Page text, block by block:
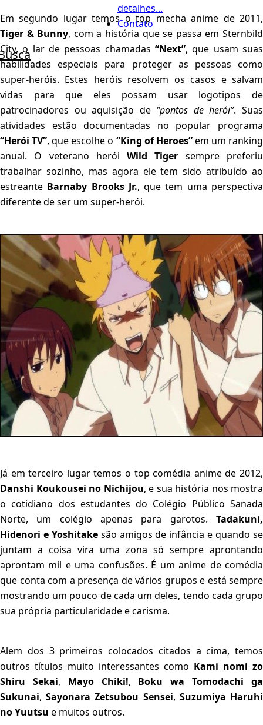
detalhes...
Contato
Em segundo lugar temos o top mecha anime de 2011,
Tiger & Bunny, com a história que se passa em Sternbild
City, o lar de pessoas chamadas “Next”, que usam suas
habilidades especiais para proteger as pessoas como
super-heróis. Estes heróis resolvem os casos e salvam
vidas para que eles possam usar logotipos de
patrocinadores ou aquisição de“pontos de herói”. Suas
atividades estão documentadas no popular programa
“Herói TV”, que escolhe o “King of Heroes”em um ranking
anual. O veterano heróiWild Tiger sempre preferiu
trabalhar sozinho, mas agora ele tem sido atribuído ao
estreante Barnaby Brooks Jr., que tem uma perspectiva
diferente de ser um super-herói.
Já em terceiro lugar temos o top comédia anime de 2012,
Danshi Koukousei no Nichijou, e sua história nos mostra
o cotidiano dos estudantes do Colégio Público Sanada
Norte, um colégio apenas para garotos. Tadakuni,
Hidenori e Yoshitake são amigos de infância e quando se
juntam a coisa vira uma zona só sempre aprontando
aprontam mil e uma confusões. É um anime de comédia
que conta com a presença de vários grupos e está sempre
mostrando um pouco de cada um deles, tendo cada grupo
sua própria particularidade e carisma.
Alem dos 3 primeiros colocados citados a cima, temos
outros títulos muito interessantes como Kami nomi zo
Shiru Sekai, Mayo Chiki!, Boku wa Tomodachi ga
Sukunai,Sayonara Zetsubou Sensei, Suzumiya Haruhi
no Yuutsu e muitos outros.